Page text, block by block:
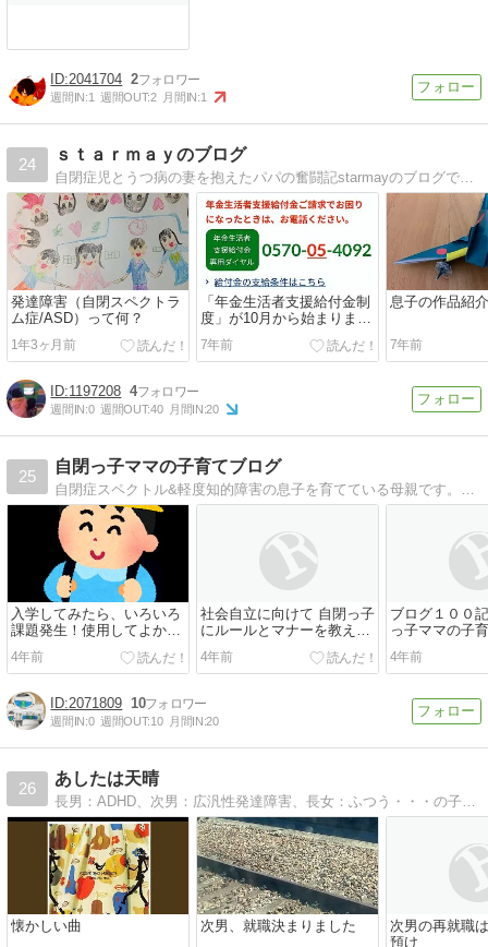
2041704 2
週間IN:1 週間OUT:2 月間IN:1
24
ｓｔａｒｍａｙのブログ
自閉症児とうつ病の妻を抱えたパパの奮闘記starmayのブログです。
発達障害（自閉スペクトラ
ム症/ASD）って何？
1年3ヶ月前
「年金生活者支援給付金制
度」が10月から始まりまし
た。
7年前
息子の作品紹
7年前
1197208 4
週間IN:0 週間OUT:40 月間IN:20
25
自閉っ子ママの子育てブログ
自閉症スペクトル&軽度知的障害の息子を育てている母親です。息子の今までの生い立ち、療育、日常の出来事、課題、体験談など、少しずつ書いていきたいと思います。
入学してみたら、いろいろ
課題発生！使用してよかっ
た 便利グッツ紹介
4年前
社会自立に向けて 自閉っ子
にルールとマナーを教えた
い！我が家が使ってよかっ
たおすすめ本！
4年前
ブログ１００
っ子ママの子
4年前
2071809 10
週間IN:0 週間OUT:10 月間IN:20
26
あしたは天晴
長男：ADHD、次男：広汎性発達障害、長女：ふつう・・・の子育て日記などなど
懐かしい曲 次男、就職決まりました
次男の再就職
預け